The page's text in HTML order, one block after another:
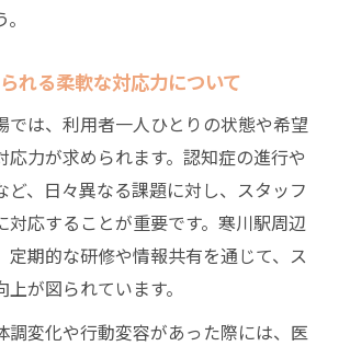
れる柔軟な対応力について
では、利用者一人ひとりの状態や希望
応力が求められます。認知症の進行や
ど、日々異なる課題に対し、スタッフ
対応することが重要です。寒川駅周辺
定期的な研修や情報共有を通じて、ス
が図られています。
調変化や行動変容があった際には、医